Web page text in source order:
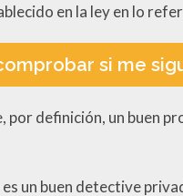
en la ley en lo
si me
definición, un buen
un buen detective